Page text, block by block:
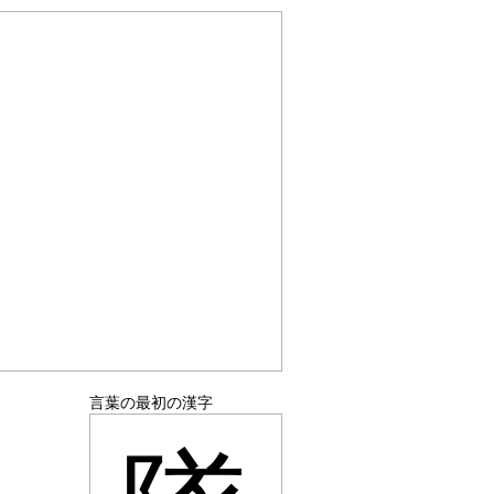
言葉の最初の漢字